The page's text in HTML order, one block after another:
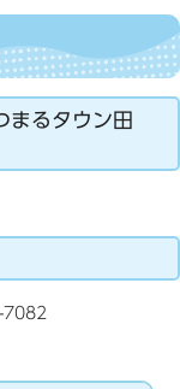
まるタウン田
7082